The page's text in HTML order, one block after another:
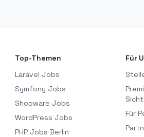
Top-Themen
Laravel Jobs
Symfony Jobs
Shopware Jobs
WordPress Jobs
PHP Jobs Berlin
Für
Für